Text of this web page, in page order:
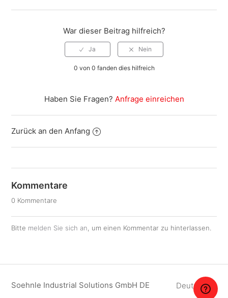
War dieser Beitrag hilfreich?
0 von 0 fanden dies hilfreich
Haben Sie Fragen? Anfrage einreichen
Zurück an den Anfang
Kommentare
0 Kommentare
Bitte melden Sie sich an, um einen Kommentar zu hinterlassen.
Soehnle Industrial Solutions GmbH DE Deutsch